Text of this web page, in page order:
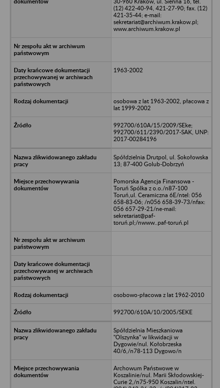
(12) 422-40-94, 421-27-90; fax. (12)
421-35-44; e-mail:
sekretariat@archiwum.krakow.pl;
www.archiwum.krakow.pl
1963-2002
osobowa z lat 1963-2002, płacowa z
lat 1999-2002
992700/610A/15/2009/SEke;
992700/611/2390/2017-SAK, UNP:
2017-00284196
Spółdzielnia Drutpol, ul. Sokołowska
13; 87-400 Golub-Dobrzyń
Pomorska Agencja Finansowa -
Toruń Spólka z o.o./n87-100
Toruń,ul. Ceramiczna 6E/ntel: 056
658-83-06; /n056 658-39-73/nfax:
056 657-29-21/ne-mail:
sekretariat@paf-
toruń.pl;/nwww..paf-toruń.pl
osobowo-płacowa z lat 1962-2010
992700/610A/10/2005/SEKE
Spółdzielnia Mieszkaniowa
"Olszynka" w likwidacji w
Dygowie/nul. Kołobrzeska
40/6,/n78-113 Dygowo/n
Archowum Państwowe w
Koszalinie/nul. Marii Skłodowskiej-
Curie 2,/n75-950 Koszalin/ntel.